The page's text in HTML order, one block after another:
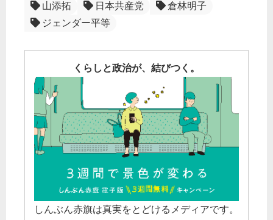
山添拓
日本共産党
倉林明子
ジェンダー平等
くらしと政治が、結びつく。
しんぶん赤旗は真実をとどけるメディアです。